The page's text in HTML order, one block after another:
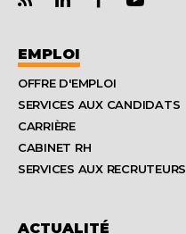
EMPLOI
OFFRE D'EMPLOI
SERVICES AUX CANDIDATS
CARRIÈRE
CABINET RH
SERVICES AUX RECRUTEURS
ACTUALITÉ